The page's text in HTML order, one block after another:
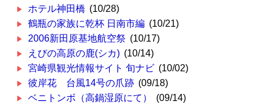
ホテル神田橋 (10/28)
鶴瓶の家族に乾杯 日南市編 (10/21)
2006新田原基地航空祭 (10/17)
えびの高原の鹿(シカ) (10/14)
宮崎県観光情報サイト 旬ナビ (10/02)
彼岸花 台風14号の爪跡 (09/18)
ベニトンボ（高鍋湿原にて）
(09/14)